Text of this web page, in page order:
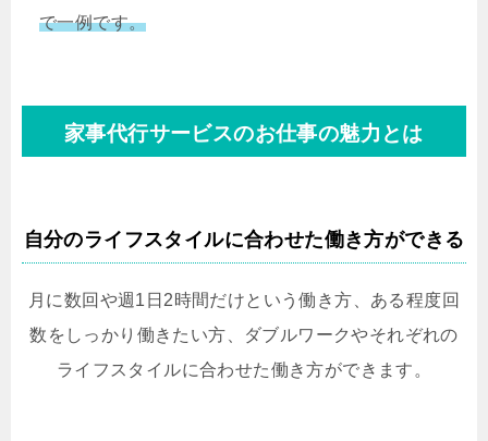
で一例です。
家事代行サービスのお仕事の魅力とは
自分のライフスタイルに合わせた働き方ができる
月に数回や週1日2時間だけという働き方、ある程度回
数をしっかり働きたい方、ダブルワークやそれぞれの
ライフスタイルに合わせた働き方ができます。